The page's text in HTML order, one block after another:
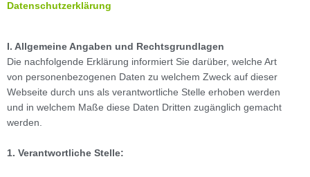
Datenschutzerklärung
I. Allgemeine Angaben und Rechtsgrundlagen
Die nachfolgende Erklärung informiert Sie darüber, welche Art
von personenbezogenen Daten zu welchem Zweck auf dieser
Webseite durch uns als verantwortliche Stelle erhoben werden
und in welchem Maße diese Daten Dritten zugänglich gemacht
werden.
1. Verantwortliche Stelle: